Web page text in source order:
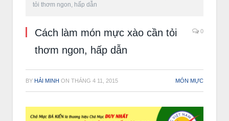
tỏi thơm ngon, hấp dẫn
Cách làm món mực xào cần tỏi
thơm ngon, hấp dẫn
0
BY HẢI MINH ON THÁNG 4 11, 2015 MÓN MỰC